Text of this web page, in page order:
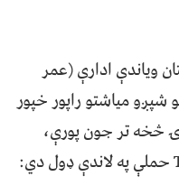
ویاندې ادارې (عمر
د لومړیو شپږو میاشتو راپور خپور
څخه تر جون پورې،